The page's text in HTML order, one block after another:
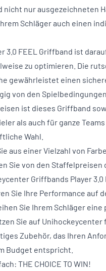
nicht nur ausgezeichneten
Schläger auch einen
3.0 FEEL Griffband ist
zu optimieren. Die
gewährleistet einen
von den
ist dieses Griffband
als auch für ganze
Wahl.
aus einer Vielzahl von
Sie von den Staffelpreisen
Griffbands Player 3.0
Sie Ihre Performance auf
Sie Ihrem Schläger eine
Sie auf Unihockeycenter
Zubehör, das Ihren
Budget entspricht.
THE CHOICE TO WIN!